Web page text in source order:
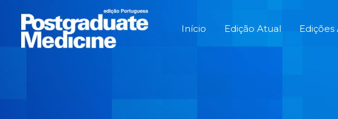
content
Início Edição Atual